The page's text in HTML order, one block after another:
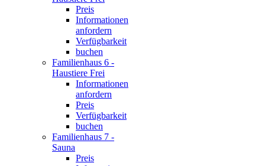
Preis
Informationen
anfordern
Verfügbarkeit
buchen
Familienhaus 6 -
Haustiere Frei
Informationen
anfordern
Preis
Verfügbarkeit
buchen
Familienhaus 7 -
Sauna
Preis